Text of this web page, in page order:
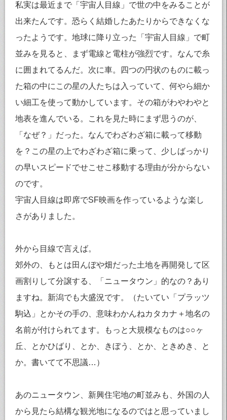
私実は最近まで「宇宙人目線」で世の中をみることが
出来たんです。恐らく結婚したあたりからできなくな
ったようです。地球に降り立った「宇宙人目線」で町
並みを見ると、まず電線と電柱が強烈です。なんで糸
に囲まれてるんだ。次に車。四つの円状のものに載っ
た箱の中にこの星の人たちは入っていて、何やら細か
い細工を使って動かしています。その箱がわやわやと
地表を進んでいる。これを見た時にまず思うのが、
「なぜ？」だった。なんでわざわざ箱に載って移動
を？この星の上でわざわざ箱に乗って、少しばっかり
の早いスピードでせこせこ移動する理由が分からない
のです。
宇宙人目線は即席でSF映画を作っているような楽し
さがありました。
外から目線で言えば。
郊外の、もとは田んぼや畑だった土地を再開発して区
画割りして分譲する、「ニュータウン」的なの？あり
ますね。新潟でも大盛況です。（たいてい「プラッツ
駒込」とかその手の、意味わかんねカタカナ＋地名の
名前が付けられてます。もっと大規模なものは○○ヶ
丘、とかひばり、とか、きぼう、とか、ときめき、と
か。書いてて不思議…）
あのニュータウン、新興住宅地の町並みも、外国の人
から見たら結構な観光地になるのではと思っていまし